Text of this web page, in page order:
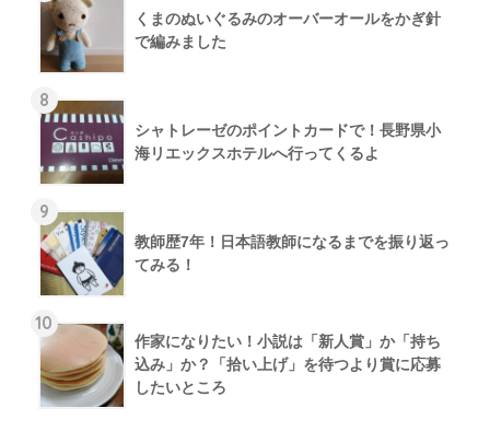
くまのぬいぐるみのオーバーオールをかぎ針
で編みました
8
シャトレーゼのポイントカードで！長野県小
海リエックスホテルへ行ってくるよ
9
教師歴7年！日本語教師になるまでを振り返っ
てみる！
10
作家になりたい！小説は「新人賞」か「持ち
込み」か？「拾い上げ」を待つより賞に応募
したいところ